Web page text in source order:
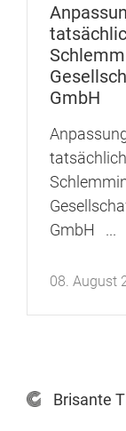
GmbH
GmbH ...
08. August
Brisante